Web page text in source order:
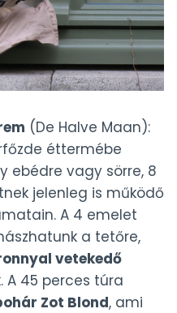
(De Halve Maan):
éttermébe
ebédre vagy sörre, 8
jelenleg is működő
A 4 emelet
a tetőre,
vetekedő
A 45 perces túra
Zot Blond, ami